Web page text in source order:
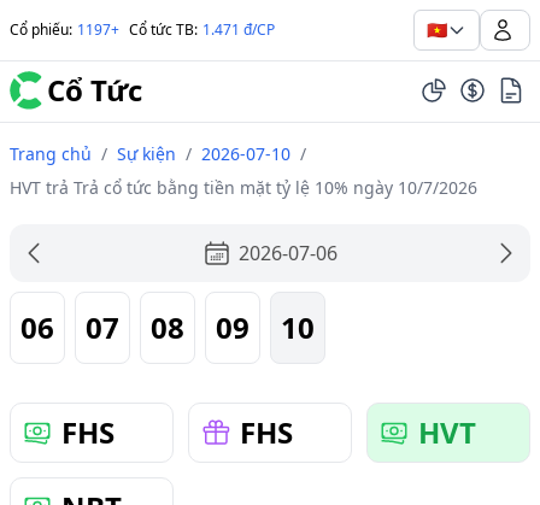
Cổ phiếu: 1197+ Cổ tức TB: 1.471 đ/CP 🇻🇳
Cổ Tức
Trang chủ / Sự kiện / 2026-07-10 /
HVT trả Trả cổ tức bằng tiền mặt tỷ lệ 10% ngày 10/7/2026
2026-07-06
06 07 08 09 10
FHS FHS
HVT